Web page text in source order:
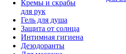
Кремы и скрабы
для рук
Гель для душа
Защита от солнца
Интимная гигиена
Дезодоранты